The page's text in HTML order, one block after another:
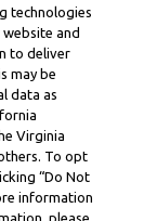
technologies
and
to deliver
may be
data as
Virginia
To opt
“Do Not
information
please